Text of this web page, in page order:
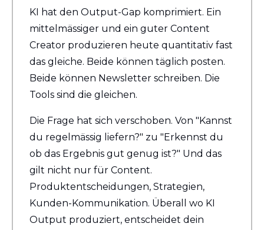
KI hat den Output-Gap komprimiert. Ein
mittelmässiger und ein guter Content
Creator produzieren heute quantitativ fast
das gleiche. Beide können täglich posten.
Beide können Newsletter schreiben. Die
Tools sind die gleichen.
Die Frage hat sich verschoben. Von "Kannst
du regelmässig liefern?" zu "Erkennst du
ob das Ergebnis gut genug ist?" Und das
gilt nicht nur für Content.
Produktentscheidungen, Strategien,
Kunden-Kommunikation. Überall wo KI
Output produziert, entscheidet dein